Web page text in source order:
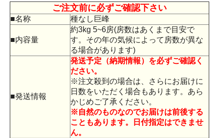
ご注文前に必ずご確認下さい
■名称 種なし巨峰
■内容量
約3kg 5~6房(房数はあくまで目安で
す。その年の気候によって房数が異な
る場合があります)
■発送情報
発送予定（納期情報）を必ずご確認く
ださい。
※注文殺到の場合は、さらにお届けに
日数をいただく場合もあります。あら
かじめご了承ください。
※自然のものなのでお届けは前後する
こともあります。日付指定はできませ
ん。